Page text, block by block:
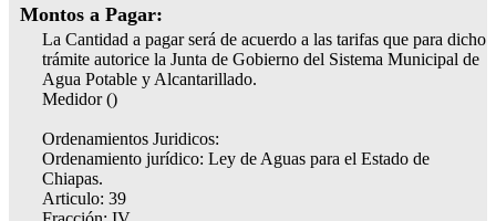
Montos a Pagar:
La Cantidad a pagar será de acuerdo a las tarifas que para dicho
trámite autorice la Junta de Gobierno del Sistema Municipal de
Agua Potable y Alcantarillado.
Medidor ()
Ordenamientos Juridicos:
Ordenamiento jurídico: Ley de Aguas para el Estado de
Chiapas.
Articulo: 39